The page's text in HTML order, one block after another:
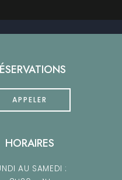
APPELER
HORAIRES
AU SAMEDI :